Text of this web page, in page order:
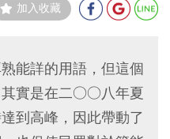
加入收藏
能詳的用語，但這個
其實是在二○○八年夏
到高峰，因此帶動了